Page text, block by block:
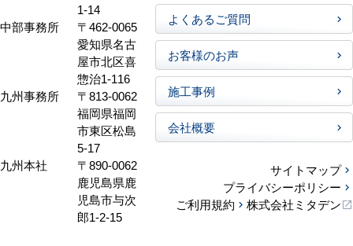
1-14
中部事務所
〒462-0065
愛知県名古
屋市北区喜
惣治1-116
九州事務所
〒813-0062
福岡県福岡
市東区松島
5-17
九州本社
〒890-0062
鹿児島県鹿
児島市与次
郎1-2-15
よくあるご質問
お客様のお声
施工事例
会社概要
サイトマップ
プライバシーポリシー
ご利用規約
株式会社ミタデン